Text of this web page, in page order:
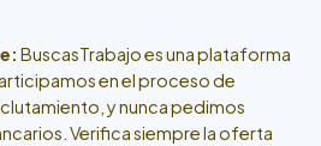
BuscasTrabajo es una plataforma
en el proceso de
y nunca pedimos
Verifica siempre la oferta